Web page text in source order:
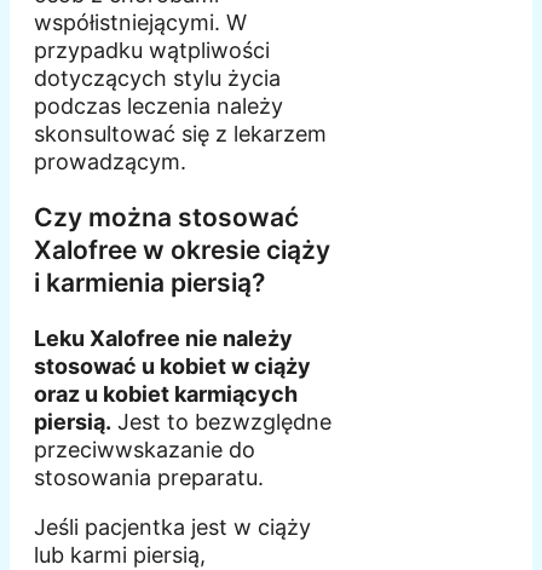
współistniejącymi. W
przypadku wątpliwości
dotyczących stylu życia
podczas leczenia należy
skonsultować się z lekarzem
prowadzącym.
Czy można stosować
Xalofree w okresie ciąży
i karmienia piersią?
Leku Xalofree nie należy
stosować u kobiet w ciąży
oraz u kobiet karmiących
piersią. Jest to bezwzględne
przeciwwskazanie do
stosowania preparatu.
Jeśli pacjentka jest w ciąży
lub karmi piersią,